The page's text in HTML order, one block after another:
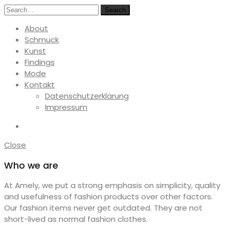
Search
About
Schmuck
Kunst
Findings
Mode
Kontakt
Datenschutzerklärung
Impressum
Close
Who we are
At Amely, we put a strong emphasis on simplicity, quality
and usefulness of fashion products over other factors.
Our fashion items never get outdated. They are not
short-lived as normal fashion clothes.